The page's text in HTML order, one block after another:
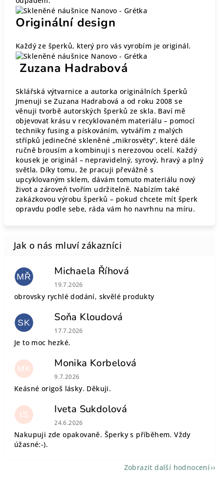
Originální design
Každý ze šperků, který pro vás vyrobím je originál.
Zuzana Hadrabová
Sklářská výtvarnice a autorka originálních šperků
Jmenuji se Zuzana Hadrabová a od roku 2008 se
věnuji tvorbě autorských šperků ze skla. Baví mě
objevovat krásu v recyklovaném materiálu – pomocí
techniky fusing a pískováním, vytvářím z malých
střípků jedinečné skleněné „mikrosvěty“, které dále
ručně brousím a kombinuji s nerezovou ocelí. Každý
kousek je originál – nepravidelný, syrový, hravý a plný
světla. Díky tomu, že pracuji převážně s
upcyklovaným sklem, dávám tomuto materiálu nový
život a zároveň tvořím udržitelně. Nabízím také
zakázkovou výrobu šperků – pokud chcete mít šperk
opravdu podle sebe, ráda vám ho navrhnu na míru.
MŘ Michaela Říhová
Hodnocení obchodu je 5 z 5 hvězdiček.
19.7.2026
obrovsky rychlé dodání, skvělé produkty
SK Soňa Kloudová
Hodnocení obchodu je 5 z 5 hvězdiček.
17.7.2026
Je to moc hezké.
MK Monika Korbelová
Hodnocení obchodu je 5 z 5 hvězdiček.
9.7.2026
Keásné origoš lásky. Děkuji.
IS Iveta Sukdolová
Hodnocení obchodu je 5 z 5 hvězdiček.
24.6.2026
Nakupuji zde opakovaně. Šperky s příběhem. Vždy
úžasné:-).
Zobrazit další hodnocení